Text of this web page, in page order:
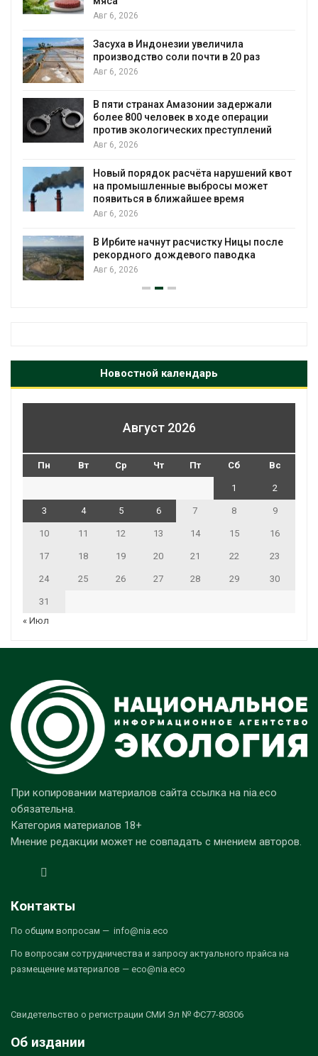
установки солнечных панелей для
бизнеса
Авг 6, 2026
Москвариум отметит 11-летие
трёхдневным фестивалем
Авг 5, 2026
проверяют по статье о терроризме
Авг 5, 2026
для охраны израильской тюрьмы
Авг 5, 2026
Новостной календарь
Август 2026
Пн Вт Ср Чт Пт Сб Вс
1 2
3 4 5 6 7 8 9
10 11 12 13 14 15 16
17 18 19 20 21 22 23
24 25 26 27 28 29 30
31
« Июл
При копировании материалов сайта ссылка на nia.eco
обязательна.
Категория материалов 18+
Мнение редакции может не совпадать с мнением авторов.
Контакты
По общим вопросам — info@nia.eco
По вопросам сотрудничества и запросу актуального прайса на
размещение материалов — eco@nia.eco
Свидетельство о регистрации СМИ Эл № ФС77-80306
Об издании